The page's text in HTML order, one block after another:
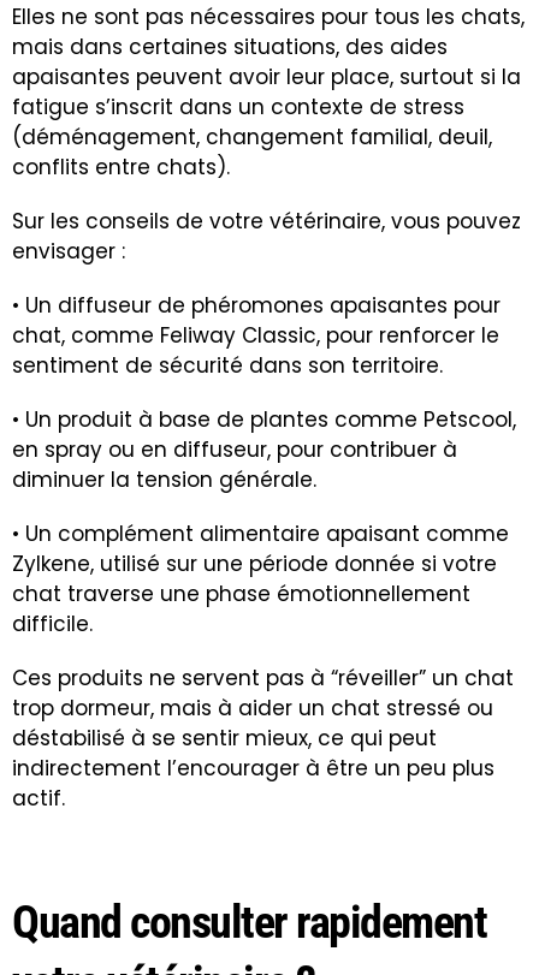
Elles ne sont pas nécessaires pour tous les chats,
mais dans certaines situations, des aides
apaisantes peuvent avoir leur place, surtout si la
fatigue s’inscrit dans un contexte de stress
(déménagement, changement familial, deuil,
conflits entre chats).
Sur les conseils de votre vétérinaire, vous pouvez
envisager :
• Un diffuseur de phéromones apaisantes pour
chat, comme Feliway Classic, pour renforcer le
sentiment de sécurité dans son territoire.
• Un produit à base de plantes comme Petscool,
en spray ou en diffuseur, pour contribuer à
diminuer la tension générale.
• Un complément alimentaire apaisant comme
Zylkene, utilisé sur une période donnée si votre
chat traverse une phase émotionnellement
difficile.
Ces produits ne servent pas à “réveiller” un chat
trop dormeur, mais à aider un chat stressé ou
déstabilisé à se sentir mieux, ce qui peut
indirectement l’encourager à être un peu plus
actif.
Quand consulter rapidement